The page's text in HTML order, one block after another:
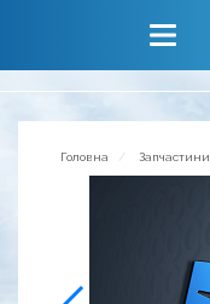
Зворотній зв’язок
Головна Запчастини